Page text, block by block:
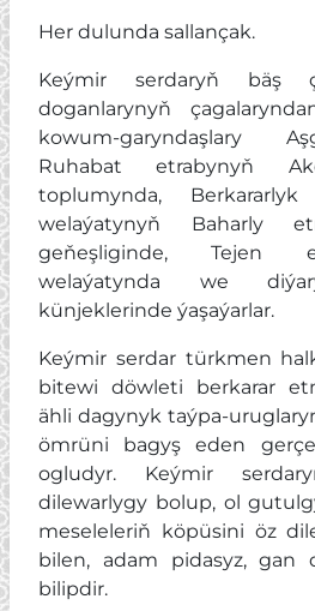
Her dulunda sallançak.
Keýmir serdaryň bäş
doganlarynyň
kowum-garyndaşlary
Ruhabat etrabynyň
toplumynda,
welaýatynyň Baharly
geňeşliginde, Tejen
welaýatynda we
künjeklerinde ýaşaýarlar.
Keýmir serdar türkmen
bitewi döwleti berkarar
ähli dagynyk taýpa-
ömrüni bagyş eden
ogludyr. Keýmir
dilewarlygy bolup, ol
meseleleriň köpüsini öz
bilen, adam pidasyz, gan
bilipdir.